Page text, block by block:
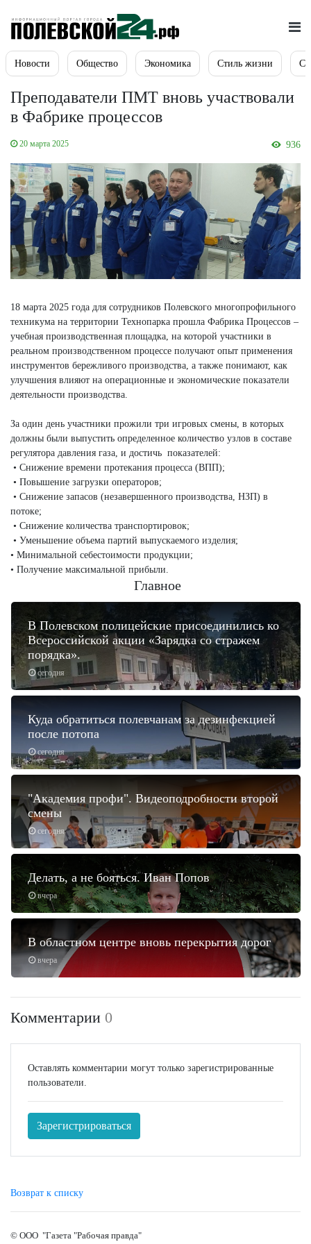
Новости Общество Экономика Стиль жизни
Преподаватели ПМТ вновь участвовали
в Фабрике процессов
20 марта 2025 936
18 марта 2025 года для сотрудников Полевского многопрофильного
техникума на территории Технопарка прошла Фабрика Процессов –
учебная производственная площадка, на которой участники в
реальном производственном процессе получают опыт применения
инструментов бережливого производства, а также понимают, как
улучшения влияют на операционные и экономические показатели
деятельности производства.
За один день участники прожили три игровых смены, в которых
должны были выпустить определенное количество узлов в составе
регулятора давления газа, и достичь показателей:
• Снижение времени протекания процесса (ВПП);
• Повышение загрузки операторов;
• Снижение запасов (незавершенного производства, НЗП) в
потоке;
• Снижение количества транспортировок;
• Уменьшение объема партий выпускаемого изделия;
• Минимальной себестоимости продукции;
• Получение максимальной прибыли.
Главное
сегодня
В Полевском полицейские присоединились ко
Всероссийской акции «Зарядка со стражем
порядка».
сегодня
Куда обратиться полевчанам за дезинфекцией
после потопа
сегодня
"Академия профи". Видеоподробности второй
смены
вчера
Делать, а не бояться. Иван Попов
вчера
В областном центре вновь перекрытия дорог
Комментарии 0
Оставлять комментарии могут только зарегистрированные
пользователи.
Зарегистрироваться
Возврат к списку
© ООО "Газета "Рабочая правда"